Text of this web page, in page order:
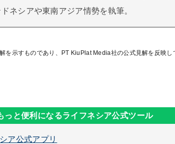
ネシアや東南アジア情勢を執筆。
を示すものであり、PT KiuPlat Media社の公式見解を反映し
ア公式アプリ